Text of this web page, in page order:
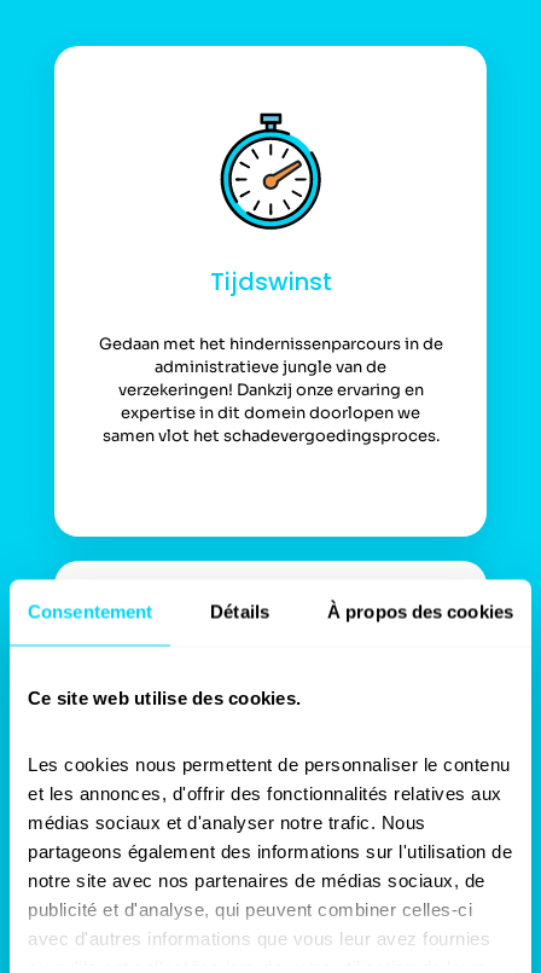
Consentement Détails À propos des cookies
Ce site web utilise des cookies.
Les cookies nous permettent de personnaliser le contenu
et les annonces, d'offrir des fonctionnalités relatives aux
médias sociaux et d'analyser notre trafic. Nous
partageons également des informations sur l'utilisation de
notre site avec nos partenaires de médias sociaux, de
publicité et d'analyse, qui peuvent combiner celles-ci
avec d'autres informations que vous leur avez fournies
Tijdswinst
Gedaan met het hindernissenparcours in de
administratieve jungle van de
verzekeringen! Dankzij onze ervaring en
expertise in dit domein doorlopen we
samen vlot het schadevergoedingsproces.
Geldwinst
Door de aanwezigheid van een Sinistra-
tegenexpert tijdens de
schadebesprekingen zal uw verzekeraar
verplicht zijn om een ernstige
schadevergoeding voor te stellen die uw